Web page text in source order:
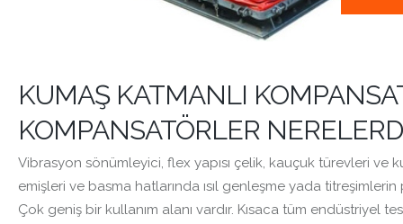
KUMAŞ KATMANLI
KOMPANSATÖRLER
Vibrasyon sönümleyici, flex yapısı çelik, kauçuk türevleri ve
emişleri ve basma hatlarında ısıl genleşme yada
Çok geniş bir kullanım alanı vardır. Kısaca tüm endüstriyel